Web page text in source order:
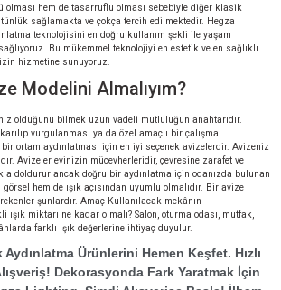
olması hem de tasarruflu olması sebebiyle diğer klasik
sağlamakta ve çokça tercih edilmektedir. Hegza
teknolojisini en doğru kullanım şekli ile yaşam
Bu mükemmel teknolojiyi en estetik ve en sağlıklı
hizmetine sunuyoruz.
Modelini Almalıyım?
olduğunu bilmek uzun vadeli mutluluğun anahtarıdır.
vurgulanması ya da özel amaçlı bir çalışma
bir ortam aydınlatması için en iyi seçenek avizelerdir. Avizeniz
Avizeler evinizin mücevherleridir, çevresine zarafet ve
doldurur ancak doğru bir aydınlatma için odanızda bulunan
hem de ışık açısından uyumlu olmalıdır. Bir avize
şunlardır. Amaç Kullanılacak mekânın
miktarı ne kadar olmalı? Salon, oturma odası, mutfak,
farklı ışık değerlerine ihtiyaç duyulur.
Aydınlatma Ürünlerini Hemen Keşfet. Hızlı
Dekorasyonda Fark Yaratmak İçin